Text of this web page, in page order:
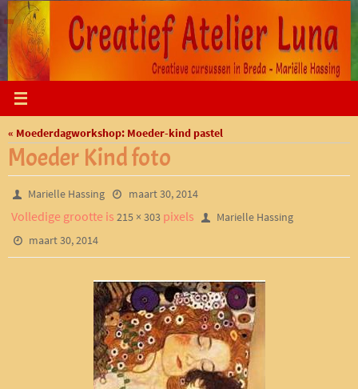
Ga
naar
de
inhoud
« Moederdagworkshop: Moeder-kind pastel
Moeder Kind foto
Marielle Hassing maart 30, 2014
Volledige grootte is 215 × 303 pixels
Marielle Hassing
maart 30, 2014